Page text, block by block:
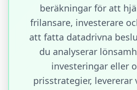
beräkningar för att
frilansare, investerare
att fatta datadrivna
du analyserar
investeringar eller
prisstrategier, levererar